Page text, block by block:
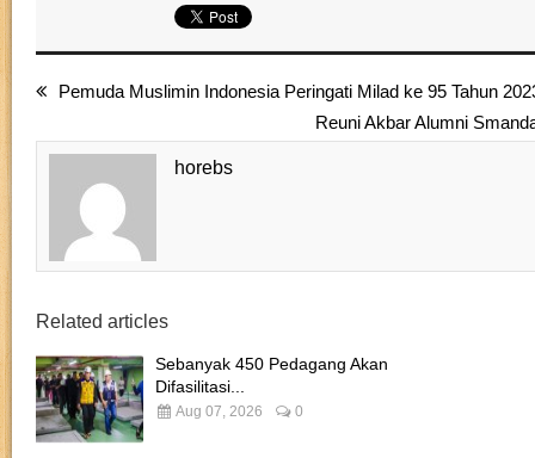
Pemuda Muslimin Indonesia Peringati Milad ke 95 Tahun
Reuni Akbar Alumni
horebs
Related articles
Sebanyak 450 Pedagang Akan
Difasilitasi...
Aug 07, 2026 0